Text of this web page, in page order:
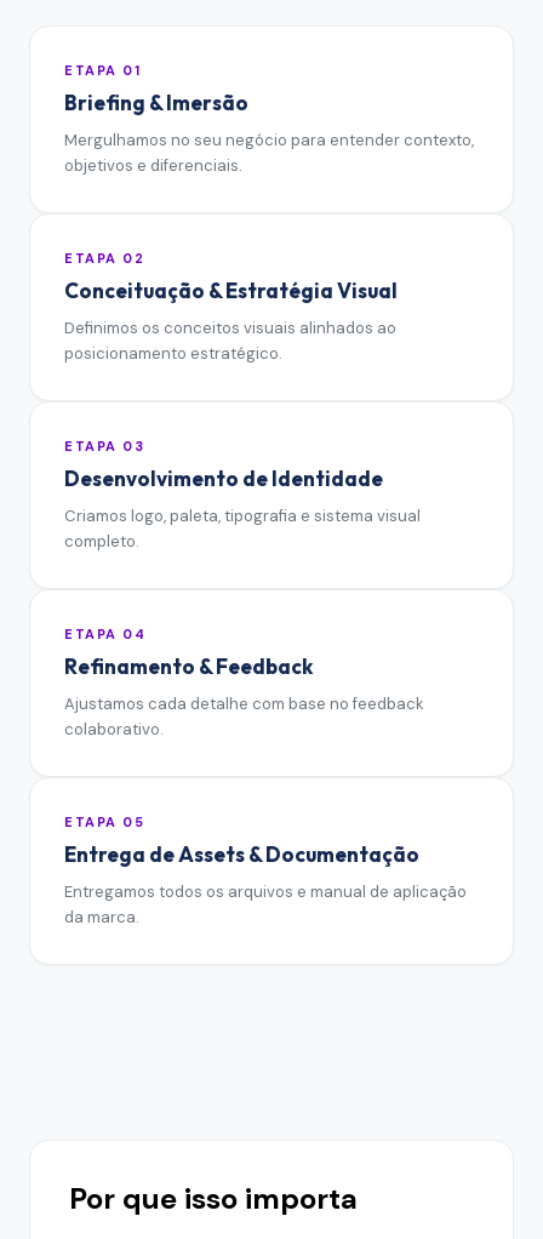
ETAPA 01
Briefing & Imersão
Mergulhamos no seu negócio para entender contexto,
objetivos e diferenciais.
ETAPA 02
Conceituação & Estratégia Visual
Definimos os conceitos visuais alinhados ao
posicionamento estratégico.
ETAPA 03
Desenvolvimento de Identidade
Criamos logo, paleta, tipografia e sistema visual
completo.
ETAPA 04
Refinamento & Feedback
Ajustamos cada detalhe com base no feedback
colaborativo.
ETAPA 05
Entrega de Assets & Documentação
Entregamos todos os arquivos e manual de aplicação
da marca.
Por que isso importa